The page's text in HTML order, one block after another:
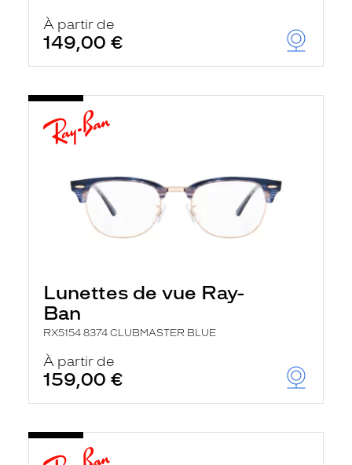
À partir de
149,00 €
Lunettes de vue Ray-
Ban
RX5154 8374 CLUBMASTER BLUE
À partir de
159,00 €